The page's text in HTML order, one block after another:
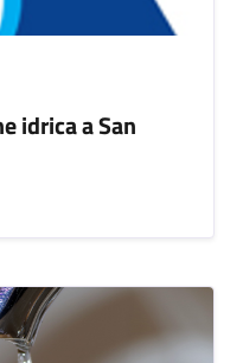
idrica a San